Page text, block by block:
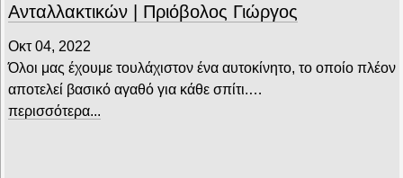
Ανταλλακτικών | Πριόβολος Γιώργος
Οκτ 04, 2022
Όλοι μας έχουμε τουλάχιστον ένα αυτοκίνητο, το οποίο πλέον
αποτελεί βασικό αγαθό για κάθε σπίτι.…
περισσότερα...